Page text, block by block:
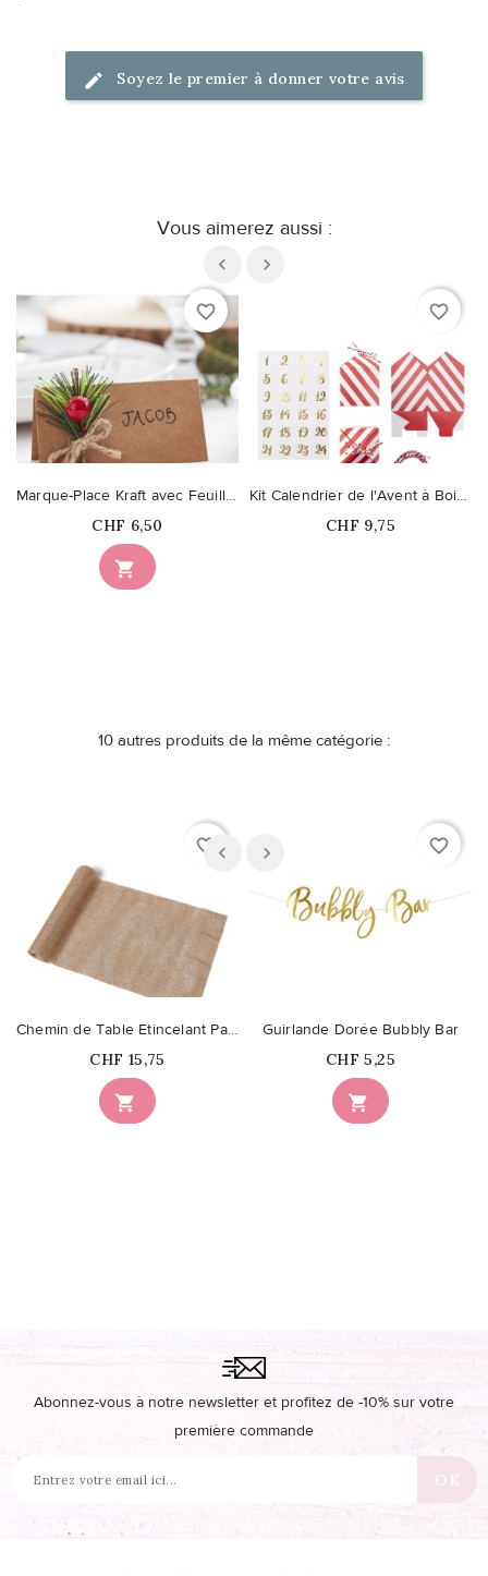
Soyez le premier à donner votre avis
Vous aimerez aussi :
favorite_border

Marque-Place Kraft avec Feuillage
Prix
CHF 6,50
favorite_border
Kit Calendrier de l'Avent à Boites de Noël
Prix
CHF 9,75
10 autres produits de la même catégorie :
favorite_border

Chemin de Table Etincelant Paillettes Champagne
Prix
CHF 15,75
favorite_border

Guirlande Dorée Bubbly Bar
Prix
CHF 5,25
Abonnez-vous à notre newsletter et profitez de -10% sur votre
première commande